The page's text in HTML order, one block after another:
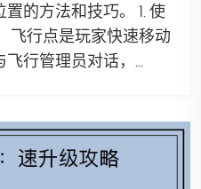
的方法和技巧。 1. 使
飞行点是玩家快速移动
行管理员对话，...